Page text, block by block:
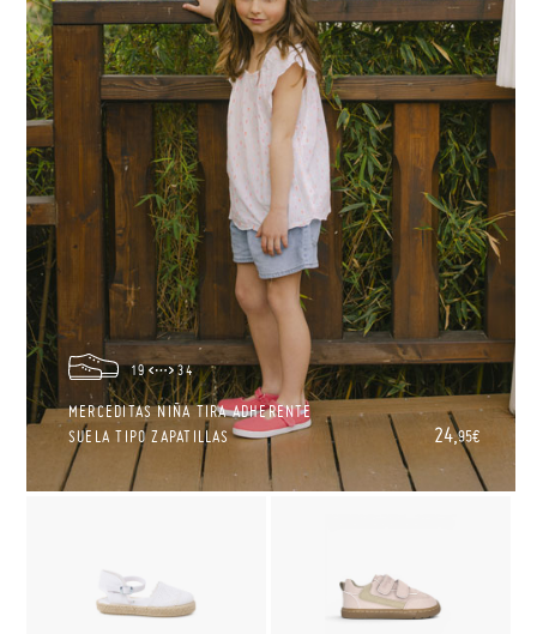
19 34
MERCEDITAS NIÑA TIRA ADHERENTE
SUELA TIPO ZAPATILLAS
24,95€